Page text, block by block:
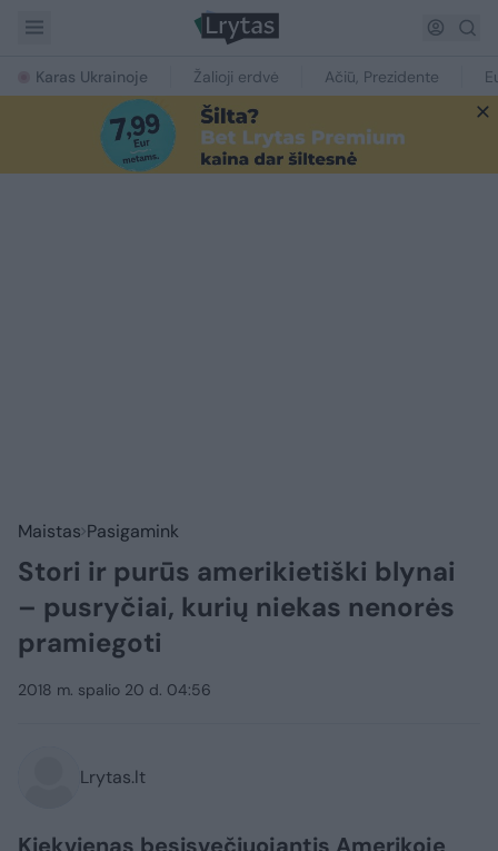
Karas Ukrainoje Žalioji erdvė Ačiū, Prezidente
Maistas Pasigamink
Stori ir purūs amerikietiški blynai
– pusryčiai, kurių niekas nenorės
pramiegoti
2018 m. spalio 20 d. 04:56
Lrytas.lt